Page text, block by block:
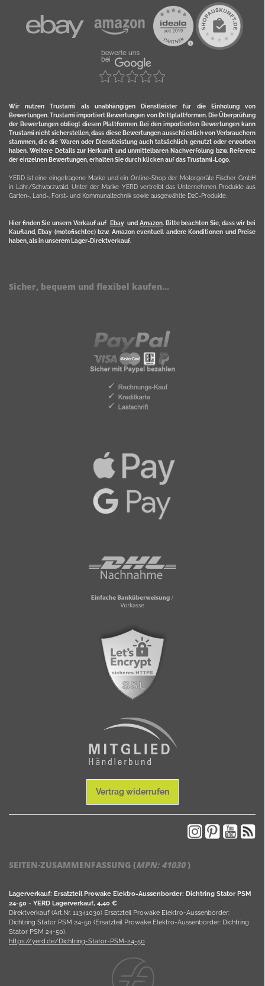
Wir nutzen Trustami als unabhängigen Dienstleister für die Einholung von
Bewertungen. Trustami importiert Bewertungen von Drittplattformen. Die Überprüfung
der Bewertungen obliegt diesen Plattformen. Bei den importierten Bewertungen kann
Trustami nicht sicherstellen, dass diese Bewertungen ausschließlich von Verbrauchern
stammen, die die Waren oder Dienstleistung auch tatsächlich genutzt oder erworben
haben. Weitere Details zur Herkunft und unmittelbaren Nachverfolung bzw. Referenz
der einzelnen Bewertungen, erhalten Sie durch klicken auf das Trustami-Logo.
YERD ist eine eingetragene Marke und ein Online-Shop der Motorgeräte Fischer GmbH
in Lahr/Schwarzwald. Unter der Marke YERD vertreibt das Unternehmen Produkte aus
Garten-, Land-, Forst- und Kommunaltechnik sowie ausgewählte D2C-Produkte.
Hier finden Sie unsern Verkauf auf Ebayund Amazon. Bitte beachten Sie, dass wir bei
Kaufland, Ebay (motofischtec) bzw. Amazon eventuell andere Konditionen und Preise
haben, als in unserem Lager-Direktverkauf.
Sicher, bequem und flexibel kaufen...
Vertrag widerrufen
SEITEN-ZUSAMMENFASSUNG (MPN: 41030)
Lagerverkauf: Ersatzteil Prowake Elektro-Aussenborder: Dichtring Stator PSM
24-50 - YERD Lagerverkauf, 4,40 €
Direktverkauf (Art.Nr. 11341030) Ersatzteil Prowake Elektro-Aussenborder:
Dichtring Stator PSM 24-50 (Ersatzteil Prowake Elektro-Aussenborder: Dichtring
Stator PSM 24-50).
https://yerd.de/Dichtring-Stator-PSM-24-50